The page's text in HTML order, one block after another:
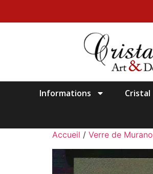
Informations Cristal
Accueil / Verre de Murano